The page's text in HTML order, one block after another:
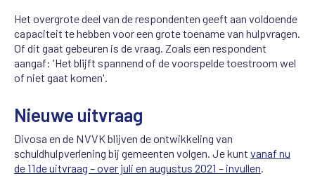
Het overgrote deel van de respondenten geeft aan voldoende
capaciteit te hebben voor een grote toename van hulpvragen.
Of dit gaat gebeuren is de vraag. Zoals een respondent
aangaf: 'Het blijft spannend of de voorspelde toestroom wel
of niet gaat komen'.
Nieuwe uitvraag
Divosa en de NVVK blijven de ontwikkeling van
schuldhulpverlening bij gemeenten volgen. Je kunt vanaf nu
de 11de uitvraag – over juli en augustus 2021 – invullen.